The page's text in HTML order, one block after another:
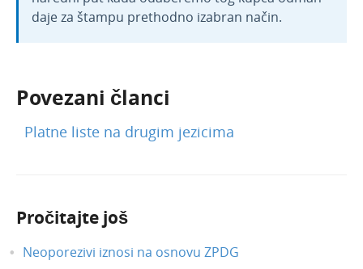
daje za štampu prethodno izabran način.
Povezani članci
Platne liste na drugim jezicima
Pročitajte još
Neoporezivi iznosi na osnovu ZPDG